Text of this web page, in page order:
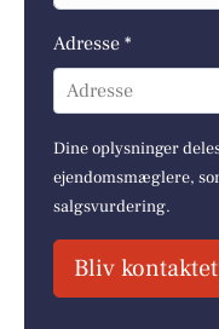
Adresse *
Adresse
Dine oplysninger
ejendomsmæglere,
salgsvurdering.
Bliv kontaktet